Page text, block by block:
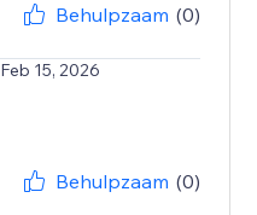
Behulpzaam (0)
15, 2026
Behulpzaam (0)